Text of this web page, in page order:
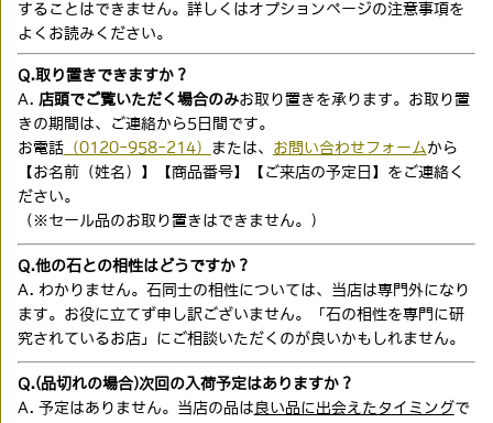
することはできません。詳しくはオプションページの注意事項を
よくお読みください。
Q.取り置きできますか？
A. 店頭でご覧いただく場合のみお取り置きを承ります。お取り置
きの期間は、ご連絡から5日間です。
お電話（0120-958-214） または、 お問い合わせフォーム から
【お名前（姓名）】【商品番号】【ご来店の予定日】をご連絡く
ださい。
（※セール品のお取り置きはできません。）
Q.他の石との相性はどうですか？
A. わかりません。石同士の相性については、当店は専門外になり
ます。お役に立てず申し訳ございません。「石の相性を専門に研
究されているお店」にご相談いただくのが良いかもしれません。
Q.(品切れの場合)次回の入荷予定はありますか？
A. 予定はありません。当店の品は 良い品に出会えたタイミングで